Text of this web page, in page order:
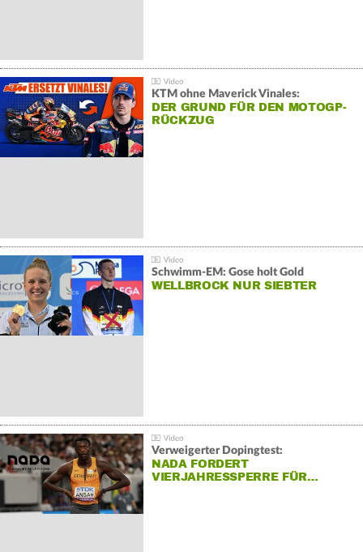
KTM ohne Maverick Vinales:
DER GRUND FÜR DEN MOTOGP-
RÜCKZUG
Schwimm-EM: Gose holt Gold
WELLBROCK NUR SIEBTER
Verweigerter Dopingtest:
NADA FORDERT
VIERJAHRESSPERRE FÜR…